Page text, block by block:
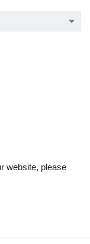
website, please